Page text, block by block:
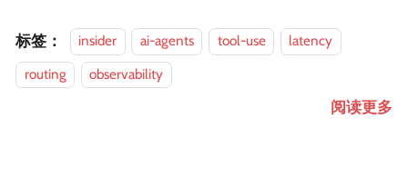
标签： insider ai-agents tool-use
latency
routing
observability
阅读更多